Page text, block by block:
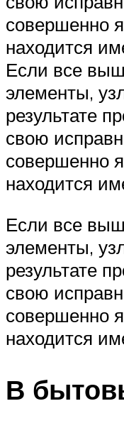
совершенно
находится
Если все
элементы,
результате
свою
совершенно
находится
Если все
элементы,
результате
свою
совершенно
находится
В